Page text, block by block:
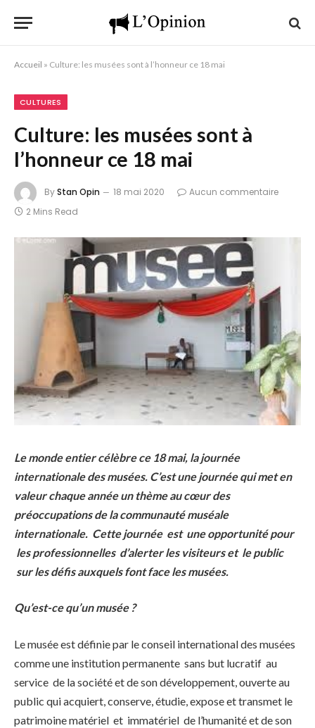
Accueil » Culture: les musées sont à l’honneur ce 18 mai
CULTURES
Culture: les musées sont à
l’honneur ce 18 mai
ByStan Opin 18 mai 2020
Aucun commentaire
2 Mins Read
Le monde entier célèbre ce 18 mai, la journée
internationale des musées. C’est une journée qui met en
valeur chaque année un thème au cœur des
préoccupations de la communauté muséale
internationale. Cette journée est une opportunité pour
les professionnelles d’alerter les visiteurs et le public
sur les défis auxquels font face les musées.
Qu’est-ce qu’un musée ?
Le musée est définie par le conseil international des musées
comme une institution permanente sans but lucratif au
service de la société et de son développement, ouverte au
public qui acquiert, conserve, étudie, expose et transmet le
patrimoine matériel et immatériel de l’humanité et de son